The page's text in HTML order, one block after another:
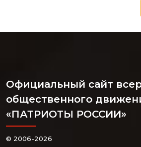
Официальный сайт
общественного
«ПАТРИОТЫ РОССИИ»
© 2006-2026